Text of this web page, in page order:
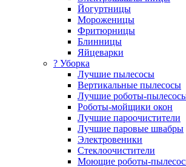
Йогуртницы
Мороженицы
Фритюрницы
Блинницы
Яйцеварки
? Уборка
Лучшие пылесосы
Вертикальные пылесосы
Лучшие роботы-
Роботы-мойщики окон
Лучшие пароочистители
Лучшие паровые швабры
Электровеники
Стеклоочистители
Моющие роботы-